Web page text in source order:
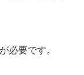
必要です。